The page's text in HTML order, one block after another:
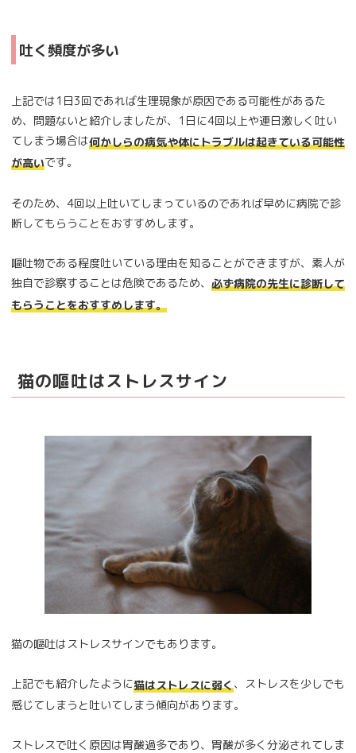
吐く頻度が多い
上記では1日3回であれば生理現象が原因である可能性があるた
め、問題ないと紹介しましたが、1日に4回以上や連日激しく吐い
てしまう場合は何かしらの病気や体にトラブルは起きている可能性
が高いです。
そのため、4回以上吐いてしまっているのであれば早めに病院で診
断してもらうことをおすすめします。
嘔吐物である程度吐いている理由を知ることができますが、素人が
独自で診察することは危険であるため、 必ず病院の先生に診断して
もらうことをおすすめします。
猫の嘔吐はストレスサイン
猫の嘔吐はストレスサインでもあります。
上記でも紹介したように猫はストレスに弱く、ストレスを少しでも
感じてしまうと吐いてしまう傾向があります。
ストレスで吐く原因は胃酸過多であり、胃酸が多く分泌されてしま